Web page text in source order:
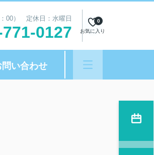
00） 定休日：水曜日
0127 お気に入り
0
問い合わせ